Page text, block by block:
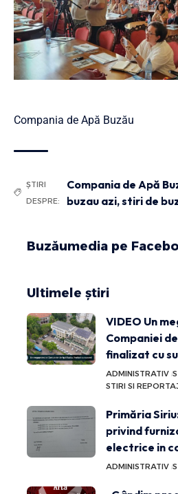
Compania de Apă Buzău
ȘTIRI
DESPRE:
Compania de Apă
buzau azi,stiri de
Buzăumedia pe
Ultimele știri
VIDEO Un
Companiei
finalizat cu
ADMINISTRATIV
STIRI SI
Primăria
privind
electrice in
ADMINISTRATIV